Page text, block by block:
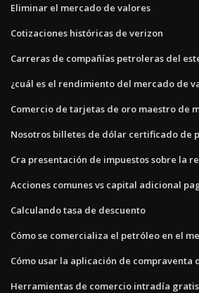
Eliminar el mercado de valores
Cotizaciones históricas de verizon
Carreras de compañías petroleras del
¿cuál es el rendimiento del mercado de
Comercio de tarjetas de oro maestro de
Nosotros billetes de dólar certificado de
Cra presentación de impuestos sobre la
Acciones comunes vs capital adicional
Calculando tasa de descuento
Cómo se comercializa el petróleo en el
Cómo usar la aplicación de compraventa
Herramientas de comercio intradía gratis